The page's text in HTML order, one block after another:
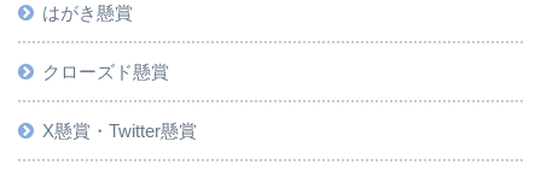
はがき懸賞
クローズド懸賞
X懸賞・Twitter懸賞